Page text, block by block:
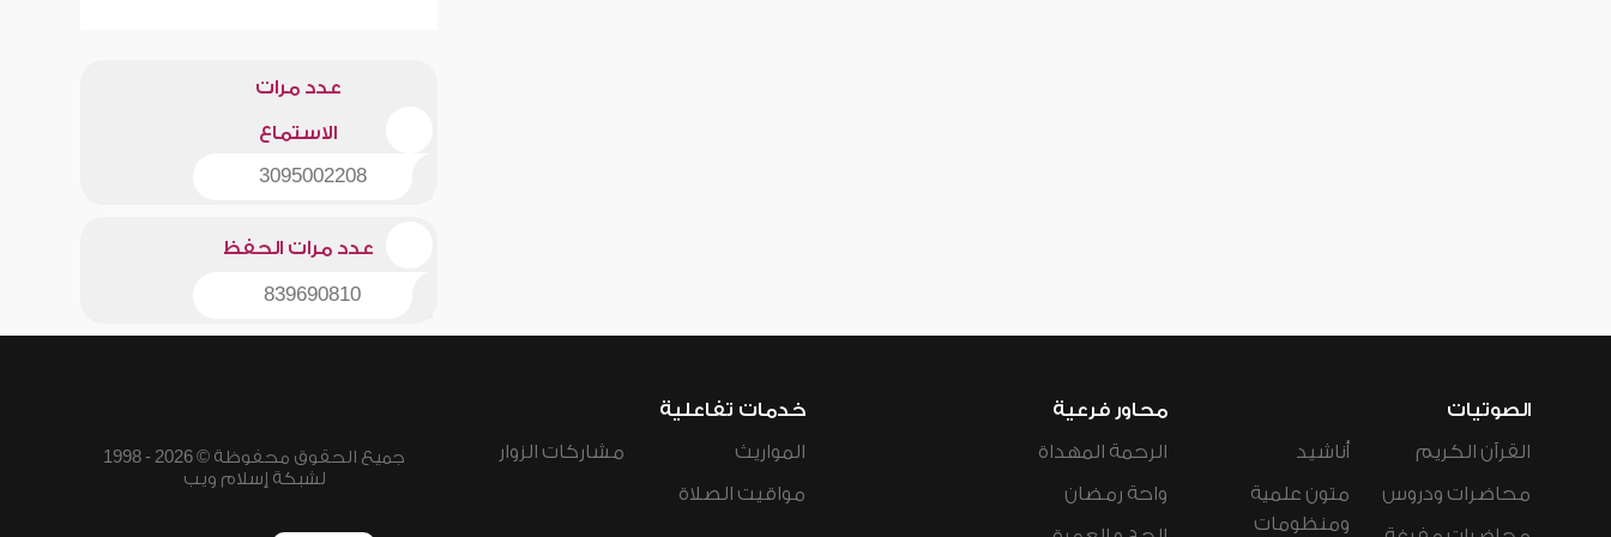
عدد مرات
الاستماع
3095002208
عدد مرات الحفظ
839690810
الصوتيات
القرآن الكريم
محاضرات ودروس
أناشيد
متون علمية
ومنظومات
محاور فرعية
الرحمة المهداة
واحة رمضان
خدمات تفاعلية
المواريث
مواقيت الصلاة
مشاركات الزوار
جميع الحقوق محفوظة © 2026 - 1998
لشبكة إسلام ويب